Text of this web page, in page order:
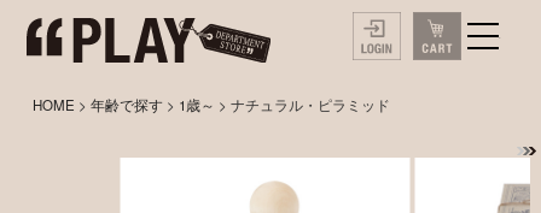
HOME >年齢で探す > 1歳～ > ナチュラル・ピラミッド